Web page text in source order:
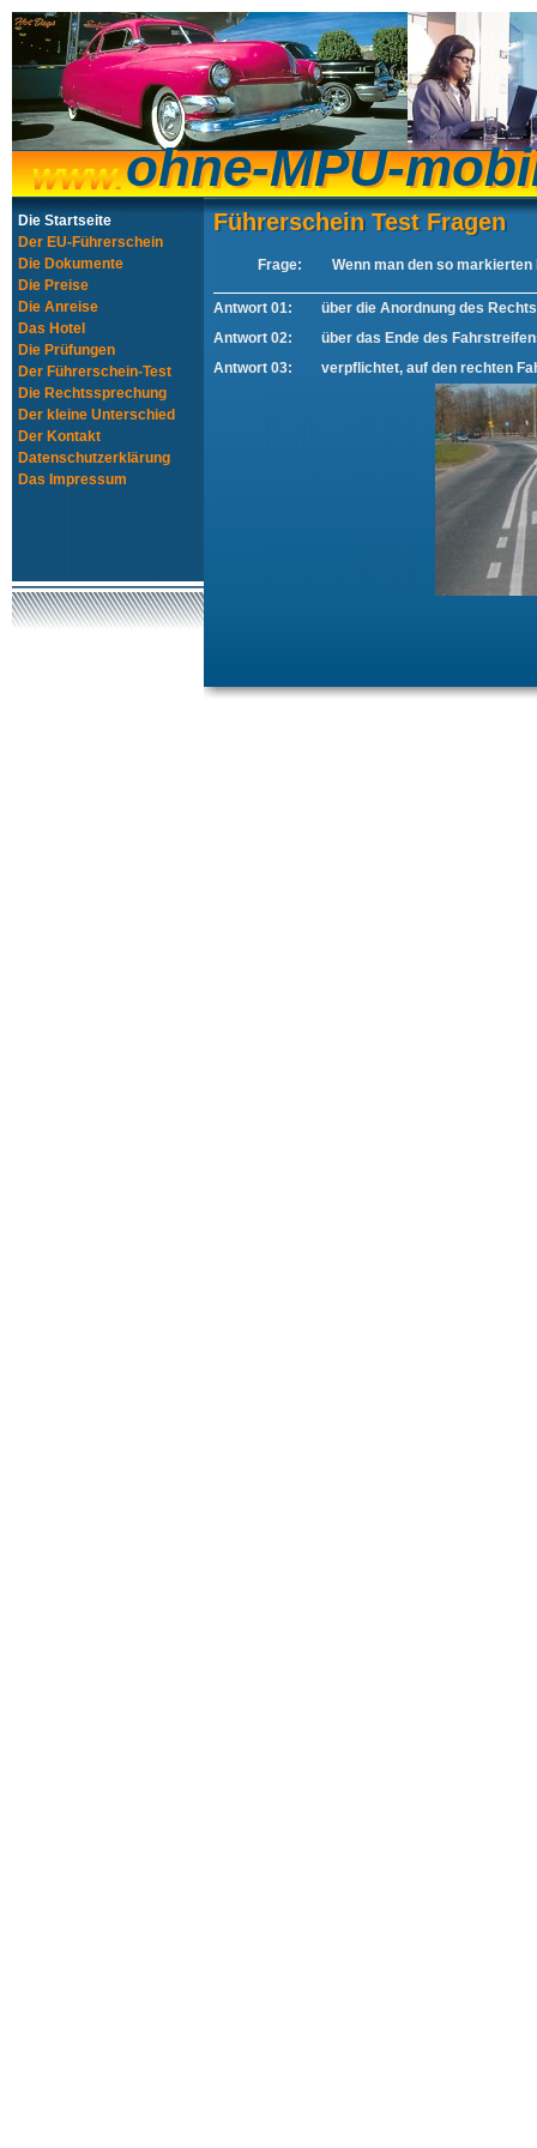
ohne-MPU-
ohne-MPU-
Die Startseite
Der EU-Führerschein
Die Dokumente
Die Preise
Die Anreise
Das Hotel
Die Prüfungen
Der Führerschein-Test
Die Rechtssprechung
Der kleine Unterschied
Der Kontakt
Datenschutzerklärung
Das Impressum
Führerschein Test Fragen
Führerschein Test Fragen
Frage: Wenn man den so
Antwort 01:
über die Anordnung des
Antwort 02:
über das Ende des
Antwort 03:
verpflichtet, auf den rechten